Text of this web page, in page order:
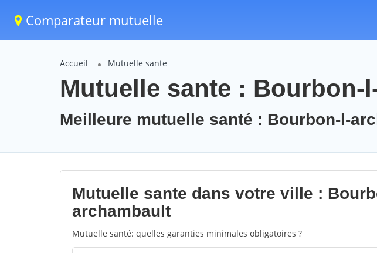
Comparateur mutuelle
Accueil Mutuelle sante
Mutuelle sante : Bourbon-
Meilleure mutuelle santé : Bourbon-l-
Mutuelle sante dans votre ville :
archambault
Mutuelle santé: quelles garanties minimales obligatoires ?